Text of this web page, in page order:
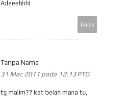
Adeeehhh!
Balas
Tanpa Nama
31 Mac 2011 pada 12:13 PTG
tg malim?? kat belah mana tu,